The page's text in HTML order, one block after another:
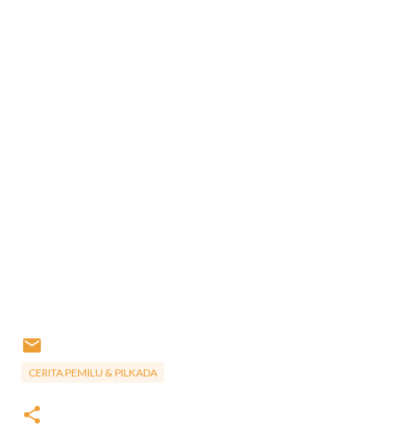
CERITA PEMILU & PILKADA